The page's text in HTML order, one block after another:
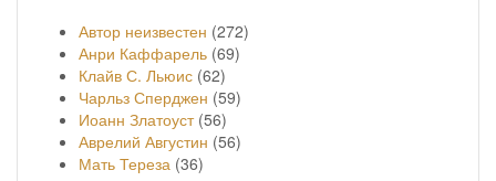
Автор неизвестен (272)
Анри Каффарель (69)
Клайв С. Льюис (62)
Чарльз Сперджен (59)
Иоанн Златоуст(56)
Аврелий Августин (56)
Мать Тереза (36)